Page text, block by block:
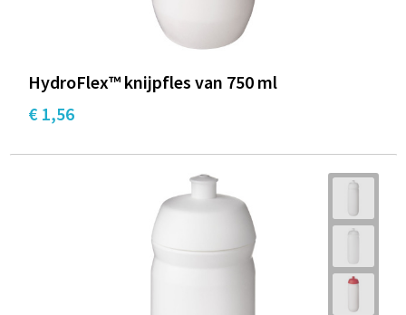
HydroFlex™ knijpfles van 750 ml
€ 1,56